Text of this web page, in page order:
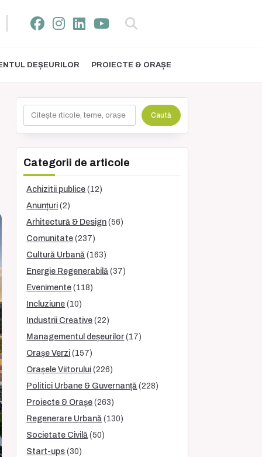
DEȘEURILOR PROIECTE & ORAȘE
Caută
Categorii de articole
Achizitii publice (12)
Anunțuri (2)
Arhitectură & Design (56)
Comunitate (237)
Cultură Urbană (163)
Energie Regenerabilă (37)
Evenimente (118)
Incluziune (10)
Industrii Creative (22)
Managementul deșeurilor (17)
Orașe Verzi (157)
Orașele Viitorului (226)
Politici Urbane & Guvernanță (228)
Proiecte & Orașe (263)
Regenerare Urbană (130)
Societate Civilă (50)
Start-ups (30)